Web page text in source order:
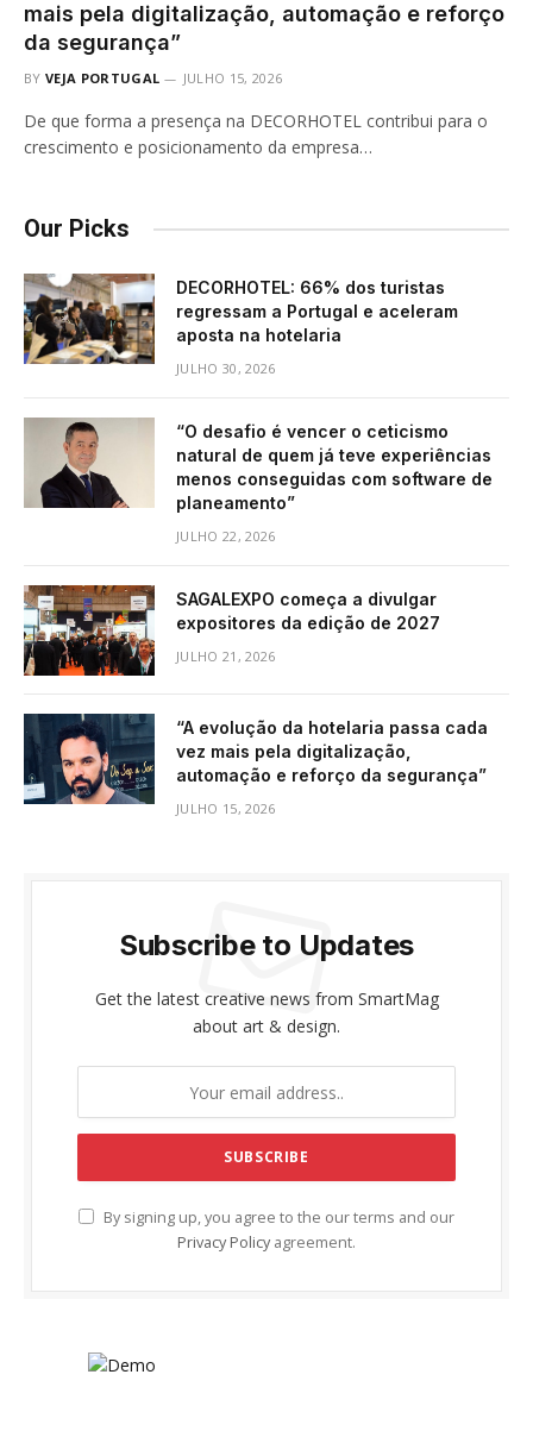
mais pela digitalização, automação e reforço
da segurança”
BY VEJA PORTUGAL JULHO 15, 2026
De que forma a presença na DECORHOTEL contribui para o
crescimento e posicionamento da empresa…
Our Picks
DECORHOTEL: 66% dos turistas
regressam a Portugal e aceleram
aposta na hotelaria
JULHO 30, 2026
“O desafio é vencer o ceticismo
natural de quem já teve experiências
menos conseguidas com software de
planeamento”
JULHO 22, 2026
SAGALEXPO começa a divulgar
expositores da edição de 2027
JULHO 21, 2026
“A evolução da hotelaria passa cada
vez mais pela digitalização,
automação e reforço da segurança”
JULHO 15, 2026
Subscribe to Updates
Get the latest creative news from SmartMag
about art & design.
By signing up, you agree to the our terms and our
Privacy Policy agreement.